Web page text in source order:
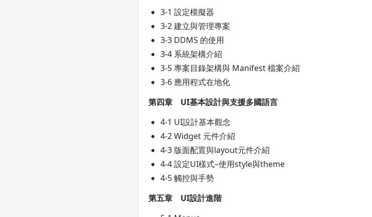
3-1 設定模擬器
3-2 建立與管理專案
3-3 DDMS 的使用
3-4 系統架構介紹
3-5 專案目錄架構與 Manifest 檔案介紹
3-6 應用程式在地化
第四章 UI基本設計與支援多國語言
4-1 UI設計基本觀念
4-2 Widget 元件介紹
4-3 版面配置與layout元件介紹
4-4 設定UI樣式–使用style與theme
4-5 觸控與手勢
第五章 UI設計進階